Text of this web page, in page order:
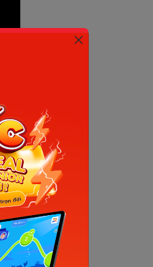
chinh
điện
hình.
phát
và